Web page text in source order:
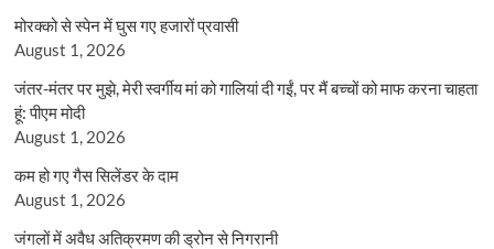
मोरक्को से स्पेन में घुस गए हजारों प्रवासी
August 1, 2026
जंतर-मंतर पर मुझे, मेरी स्वर्गीय मां को गालियां दी गईं, पर मैं बच्चों को माफ करना चाहता
हूं: पीएम मोदी
August 1, 2026
कम हो गए गैस सिलेंडर के दाम
August 1, 2026
जंगलों में अवैध अतिक्रमण की ड्रोन से निगरानी